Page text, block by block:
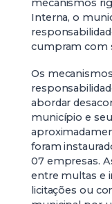
mecanismos
Interna, o
cumpram com
Os
abordar
município e
foram
07 empresas.
entre multas e
licitações ou